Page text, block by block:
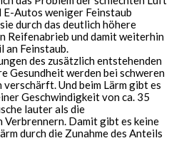
Autos weniger Feinstaub
durch das deutlich höhere
Reifenabrieb und damit weiterhin
an Feinstaub.
des zusätzlich entstehenden
Gesundheit werden bei schweren
Und beim Lärm gibt es
Geschwindigkeit von ca. 35
lauter als die
Damit gibt es keine
durch die Zunahme des Anteils